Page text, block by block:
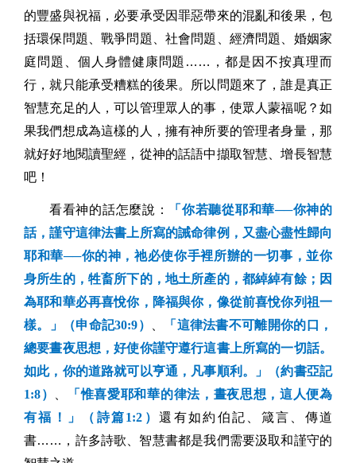
的豐盛與祝福，必要承受因罪惡帶來的混亂和後果，包
括環保問題、戰爭問題、社會問題、經濟問題、婚姻家
庭問題、個人身體健康問題……，都是因不按真理而
行，就只能承受糟糕的後果。所以問題來了，誰是真正
智慧充足的人，可以管理眾人的事，使眾人蒙福呢？如
果我們想成為這樣的人，擁有神所要的管理者身量，那
就好好地閱讀聖經，從神的話語中擷取智慧、增長智慧
吧！
看看神的話怎麼說：
「你若聽從耶和華──你神的
話，謹守這律法書上所寫的誡命律例，又盡心盡性歸向
耶和華──你的神，祂必使你手裡所辦的一切事，並你
身所生的，牲畜所下的，地土所產的，都綽綽有餘；因
為耶和華必再喜悅你，降福與你，像從前喜悅你列祖一
樣。」（申命記30:9）
「這律法書不可離開你的口，
總要晝夜思想，好使你謹守遵行這書上所寫的一切話。
如此，你的道路就可以亨通，凡事順利。」（約書亞記
1:8）
「惟喜愛耶和華的律法，晝夜思想，這人便為
有福！」（詩篇1:2 ）還有如約伯記、箴言、傳道
書……，許多詩歌、智慧書都是我們需要汲取和謹守的